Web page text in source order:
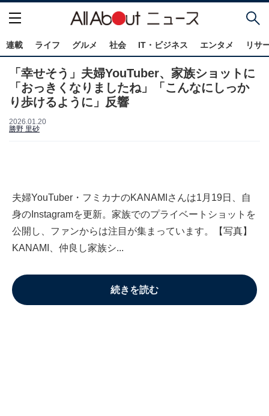
連載 ライフ グルメ 社会 IT・ビジネス エンタメ リサ
「幸せそう」夫婦YouTuber、家族ショットに
「おっきくなりましたね」「こんなにしっか
り歩けるように」反響
2026.01.20
勝野 里砂
夫婦YouTuber・フミカナのKANAMIさんは1月19日、自
身のInstagramを更新。家族でのプライベートショットを
公開し、ファンからは注目が集まっています。【写真】
KANAMI、仲良し家族シ...
続きを読む